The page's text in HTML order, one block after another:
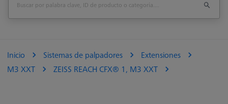
Inicio Sistemas de palpadores
Extensiones
M3 XXT
ZEISS REACH CFX® 1, M3 XXT